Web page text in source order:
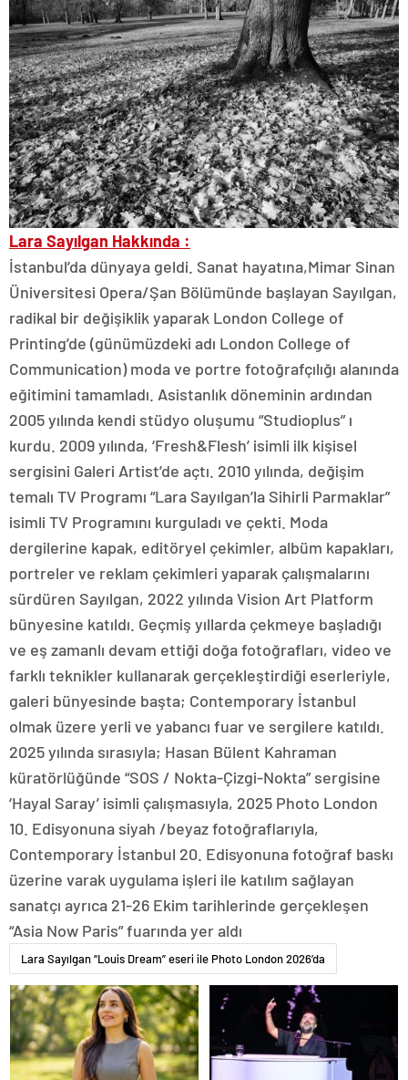
Lara Sayılgan Hakkında :
İstanbul’da dünyaya geldi. Sanat hayatına,Mimar Sinan
Üniversitesi Opera/Şan Bölümünde başlayan Sayılgan,
radikal bir değişiklik yaparak London College of
Printing’de (günümüzdeki adı London College of
Communication) moda ve portre fotoğrafçılığı alanında
eğitimini tamamladı. Asistanlık döneminin ardından
2005 yılında kendi stüdyo oluşumu “Studioplus” ı
kurdu. 2009 yılında, ‘Fresh&Flesh’ isimli ilk kişisel
sergisini Galeri Artist’de açtı. 2010 yılında, değişim
temalı TV Programı “Lara Sayılgan’la Sihirli Parmaklar”
isimli TV Programını kurguladı ve çekti. Moda
dergilerine kapak, editöryel çekimler, albüm kapakları,
portreler ve reklam çekimleri yaparak çalışmalarını
sürdüren Sayılgan, 2022 yılında Vision Art Platform
bünyesine katıldı. Geçmiş yıllarda çekmeye başladığı
ve eş zamanlı devam ettiği doğa fotoğrafları, video ve
farklı teknikler kullanarak gerçekleştirdiği eserleriyle,
galeri bünyesinde başta; Contemporary İstanbul
olmak üzere yerli ve yabancı fuar ve sergilere katıldı.
2025 yılında sırasıyla; Hasan Bülent Kahraman
küratörlüğünde “SOS / Nokta-Çizgi-Nokta” sergisine
‘Hayal Saray’ isimli çalışmasıyla, 2025 Photo London
10. Edisyonuna siyah /beyaz fotoğraflarıyla,
Contemporary İstanbul 20. Edisyonuna fotoğraf baskı
üzerine varak uygulama işleri ile katılım sağlayan
sanatçı ayrıca 21-26 Ekim tarihlerinde gerçekleşen
“Asia Now Paris” fuarında yer aldı
Lara Sayılgan “Louis Dream” eseri ile Photo London 2026’da